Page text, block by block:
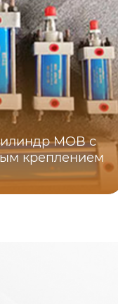
MOB с
креплением